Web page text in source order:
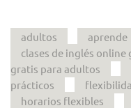
adultos aprende
clases de inglés online
gratis para adultos
prácticos
horarios flexibles